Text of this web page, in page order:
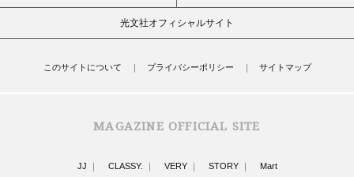
光文社オフィシャルサイト
このサイトについて プライバシーポリシー サイトマップ
MAGAZINE OFFICIAL SITE
JJ CLASSY. VERY STORY Mart